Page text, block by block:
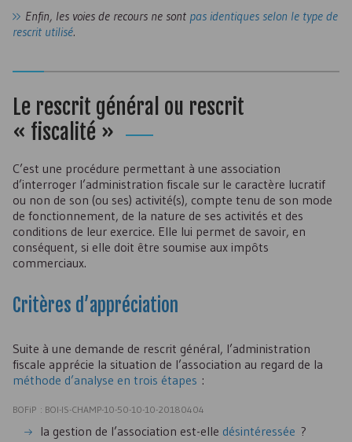
Enfin, les voies de recours ne sont pas identiques selon le type de
rescrit utilisé.
Le rescrit général ou rescrit
« fiscalité »
C’est une procédure permettant à une association
d’interroger l’administration fiscale sur le caractère lucratif
ou non de son (ou ses) activité(s), compte tenu de son mode
de fonctionnement, de la nature de ses activités et des
conditions de leur exercice. Elle lui permet de savoir, en
conséquent, si elle doit être soumise aux impôts
commerciaux.
Critères d’appréciation
Suite à une demande de rescrit général, l’administration
fiscale apprécie la situation de l’association au regard de la
méthode d’analyse en trois étapes :
BOFiP : BOI-IS-CHAMP-10-50-10-10-20180404
la gestion de l’association est-elle désintéressée ?